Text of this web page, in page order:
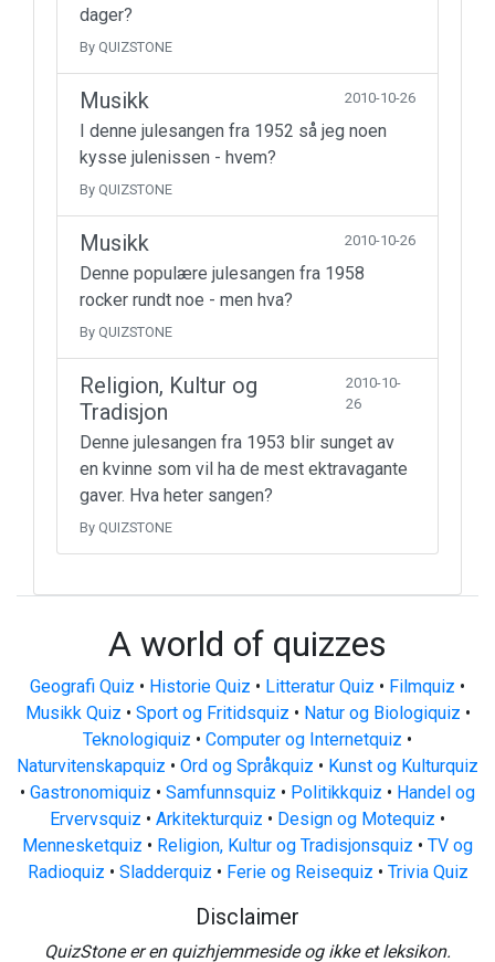
dager?
By QUIZSTONE
Musikk 2010-10-26
I denne julesangen fra 1952 så jeg noen
kysse julenissen - hvem?
By QUIZSTONE
Musikk 2010-10-26
Denne populære julesangen fra 1958
rocker rundt noe - men hva?
By QUIZSTONE
Religion, Kultur og
Tradisjon
2010-10-
26
Denne julesangen fra 1953 blir sunget av
en kvinne som vil ha de mest ektravagante
gaver. Hva heter sangen?
By QUIZSTONE
A world of quizzes
Geografi Quiz • Historie Quiz • Litteratur Quiz • Filmquiz •
Musikk Quiz • Sport og Fritidsquiz • Natur og Biologiquiz •
Teknologiquiz • Computer og Internetquiz •
Naturvitenskapquiz • Ord og Språkquiz • Kunst og Kulturquiz
• Gastronomiquiz • Samfunnsquiz • Politikkquiz • Handel og
Ervervsquiz • Arkitekturquiz • Design og Motequiz •
Mennesketquiz • Religion, Kultur og Tradisjonsquiz • TV og
Radioquiz • Sladderquiz • Ferie og Reisequiz • Trivia Quiz
Disclaimer
QuizStone er en quizhjemmeside og ikke et leksikon.